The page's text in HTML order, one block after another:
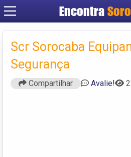
Encontra
Criar
Scr Sorocaba
Segurança
Compartilhar Avalie!